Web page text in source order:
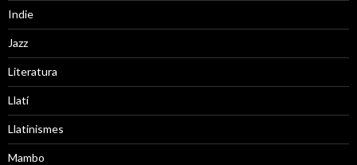
Indie
Jazz
Literatura
Llatí
Llatinismes
Mambo